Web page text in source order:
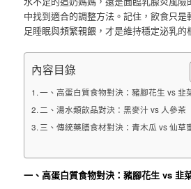
中找到適合的調整方法。記住，飲食只
足睡眠與頻繁親餵，才是維持穩定泌乳的
內容目錄
一、高蛋白質食物對決：豬腳花生 vs 韭
二、湯水類飲品對決：黑麥汁 vs 人參茶
三、傳統藥膳食材對決：青木瓜 vs 仙草
一、高蛋白質食物對決：豬腳花生 vs 韭